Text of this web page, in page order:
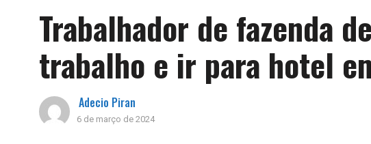
Trabalhador de fazenda
trabalho e ir para hotel
Adecio Piran
6 de março de 2024